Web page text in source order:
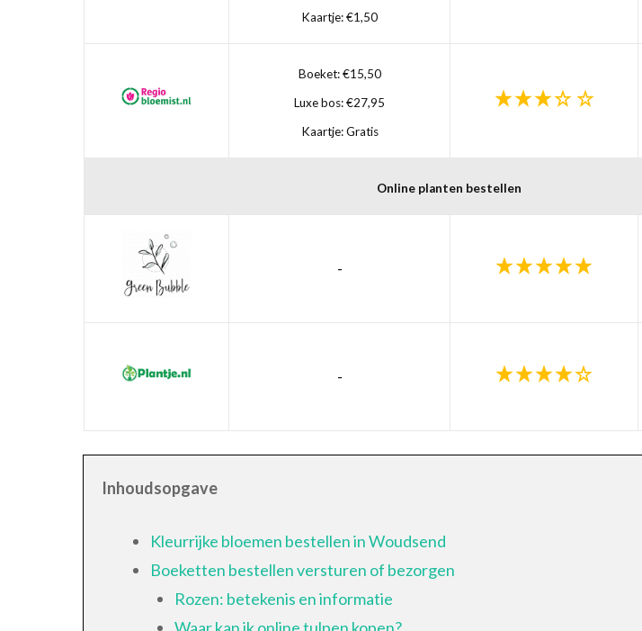
Kaartje: €1,50
Boeket: €15,50
Luxe bos: €27,95
Kaartje: Gratis
Online planten bestellen
-
-
Inhoudsopgave
Kleurrijke bloemen bestellen in Woudsend
Boeketten bestellen versturen of bezorgen
Rozen: betekenis en informatie